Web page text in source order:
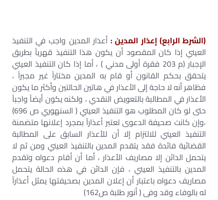
(الشرط الرابع) إعذار المدين :أعذار المدين واجب في التنفيذ
العيني إذا كان المقصود أن يكون هذا التنفيذ قهرياً بطريق
الإجبار (م 203 فقرة أولى مدني ) ، أما إذا كان التنفيذ العيني
يتحقق بحكم القانون أو قام به المدين مختاراً غير مجبراً ،
فظاهر أنه لا حاجة إلى الأعذار في هاتين الحالتين وأكثر ما يكون
الأعذار في المطالبة بالتعويض النقدي ، ولكنه يكون أيضاً واجباً
حتى لو كان المطلوب هو التنفيذ العيني ( السنهوري ص 696)
،وإن كانت صحيفة الدعوى تعتبر أعذاراً بمجرد إعلانها متضمنة
التنفيذ العيني للالتزام إلا أن للأعذار السابق على المطالبة
القضائية فائدة فقد يتقدم المدين بالتنفيذ العيني ومن ثم لا
يتحمل الدائن إلا مصاريف الأعذار ، أما أن أقام دعواه وتقدم
المدين بالتنفيذ العيني ، فإن الدائن في هذه الحالة يتحمل
مصاريف دعواه باعتبار أن إعلان المدين بصحيفتها يمثل أعذاراً
له بالوفاء وقد وفى ( أنور طلبة ص162)